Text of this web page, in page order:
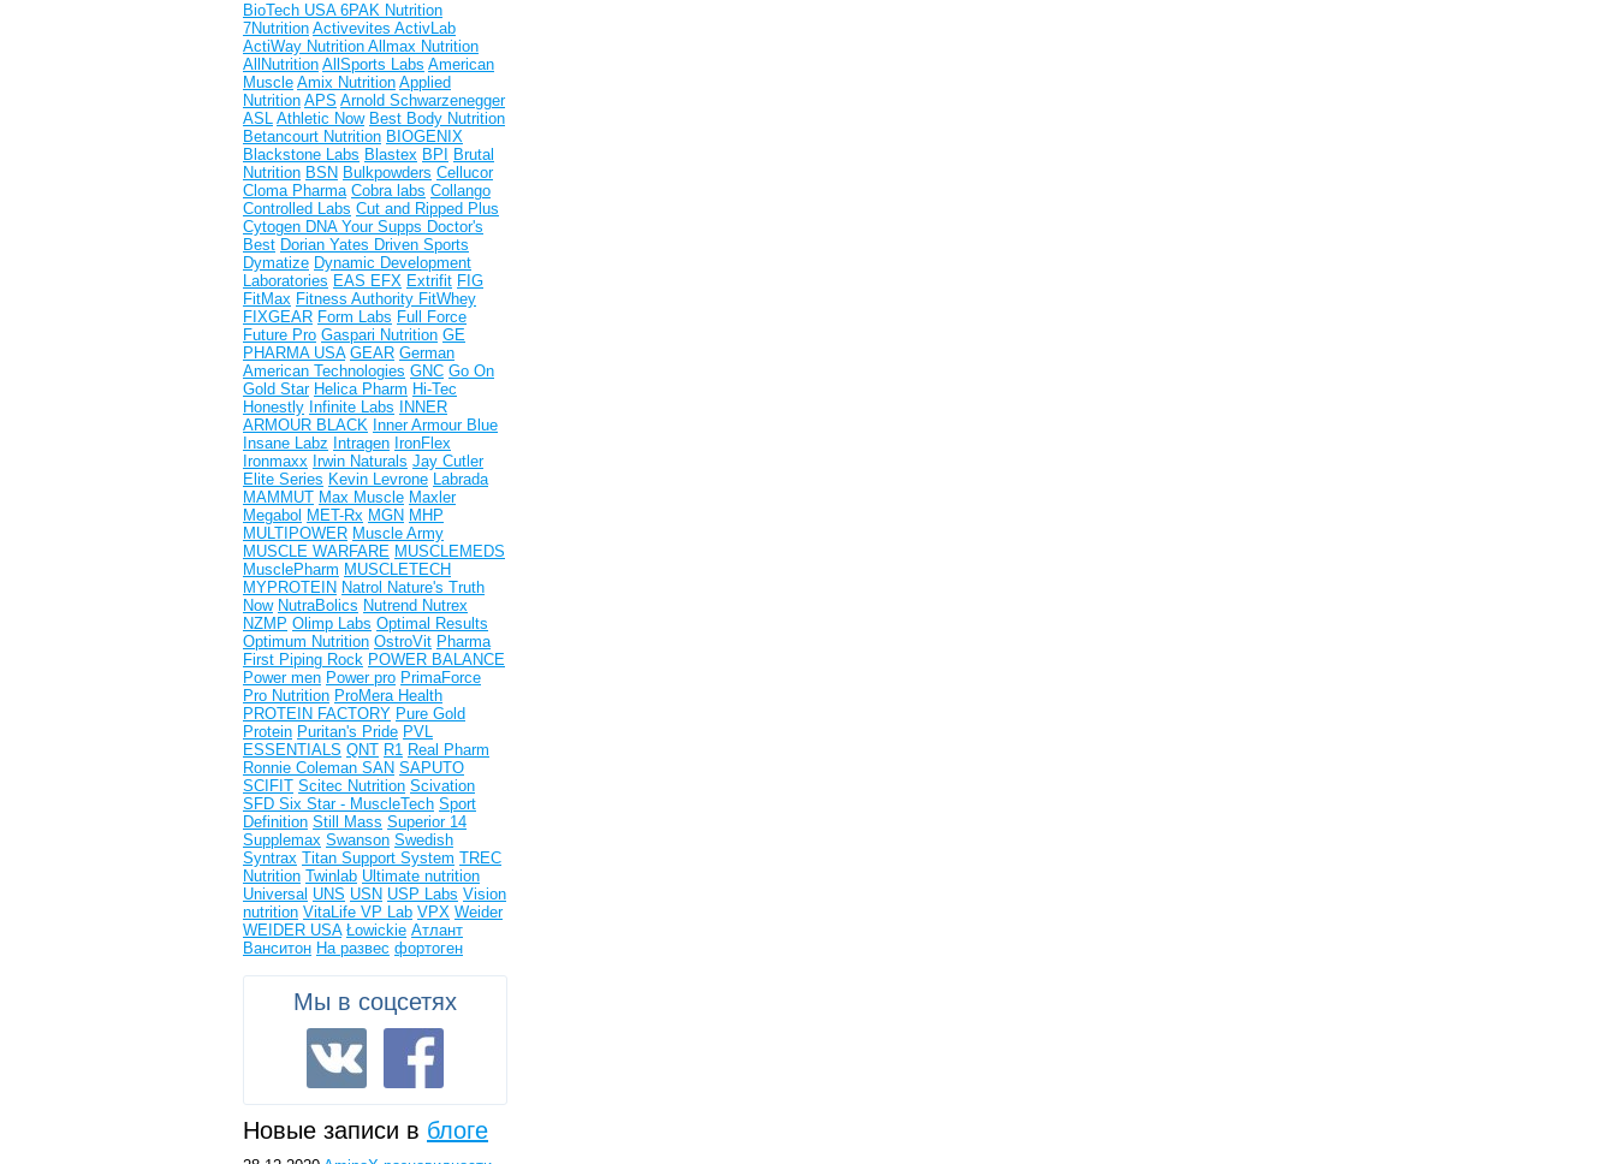
BioTech USA 6PAK Nutrition
7Nutrition Activevites ActivLab
ActiWay Nutrition Allmax Nutrition
AllNutrition AllSports Labs American
Muscle Amix Nutrition Applied
Nutrition APS Arnold Schwarzenegger
ASL Athletic Now Best Body Nutrition
Betancourt Nutrition BIOGENIX
Blackstone Labs Blastex BPI
Brutal
Nutrition BSN Bulkpowders Cellucor
Cloma Pharma Cobra labs Collango
Controlled Labs Cut and Ripped Plus
Cytogen DNA Your Supps Doctor's
Best Dorian Yates Driven Sports
Dymatize Dynamic Development
Laboratories EAS EFX Extrifit FIG
FitMax Fitness Authority FitWhey
FIXGEAR Form Labs Full Force
Future Pro Gaspari Nutrition GE
PHARMA USA GEAR German
American Technologies GNC Go On
Gold Star Helica Pharm Hi-Tec
Honestly Infinite Labs
INNER
ARMOUR BLACK Inner Armour Blue
Insane Labz Intragen IronFlex
Ironmaxx Irwin Naturals Jay Cutler
Elite Series Kevin Levrone Labrada
MAMMUT Max Muscle Maxler
Megabol MET-Rx MGN MHP
MULTIPOWER Muscle Army
MUSCLE WARFARE MUSCLEMEDS
MusclePharm MUSCLETECH
MYPROTEIN Natrol Nature's Truth
Now NutraBolics Nutrend Nutrex
NZMP Olimp Labs Optimal Results
Optimum Nutrition OstroVit Pharma
First Piping Rock POWER BALANCE
Power men Power pro PrimaForce
Pro Nutrition ProMera Health
PROTEIN FACTORY Pure Gold
Protein Puritan's Pride PVL
ESSENTIALS QNT R1 Real Pharm
Ronnie Coleman SAN SAPUTO
SCIFIT Scitec Nutrition Scivation
SFD Six Star - MuscleTech Sport
Definition Still Mass Superior 14
Supplemax Swanson Swedish
Syntrax Titan Support System TREC
Nutrition Twinlab Ultimate nutrition
Universal UNS USN USP Labs Vision
nutrition VitaLife VP Lab VPX Weider
WEIDER USA Łowickie Атлант
Ванситон На развес фортоген
Мы в соцсетях
Новые записи в блоге